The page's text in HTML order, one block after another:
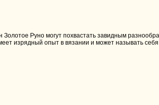
Руно могут похвастать завидным
изрядный опыт в вязании и может называть